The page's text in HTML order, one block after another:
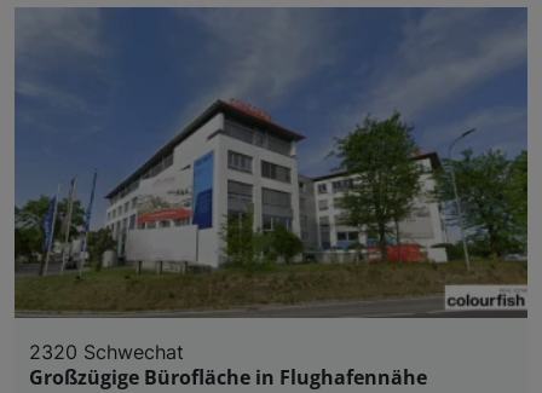
2320 Schwechat
Großzügige Bürofläche in Flughafennähe